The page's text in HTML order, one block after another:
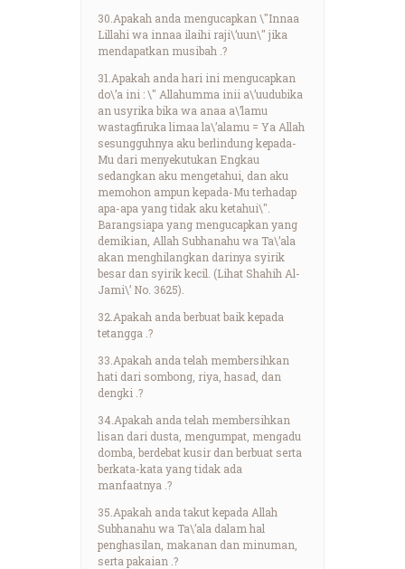
30.Apakah anda mengucapkan \"Innaa
Lillahi wa innaa ilaihi raji\’uun\" jika
mendapatkan musibah .?
31.Apakah anda hari ini mengucapkan
do\’a ini : \" Allahumma inii a\’uudubika
an usyrika bika wa anaa a\’lamu
wastagfiruka limaa la\’alamu = Ya Allah
sesungguhnya aku berlindung kepada-
Mu dari menyekutukan Engkau
sedangkan aku mengetahui, dan aku
memohon ampun kepada-Mu terhadap
apa-apa yang tidak aku ketahui\".
Barangsiapa yang mengucapkan yang
demikian, Allah Subhanahu wa Ta\’ala
akan menghilangkan darinya syirik
besar dan syirik kecil. (Lihat Shahih Al-
Jami\’ No. 3625).
32.Apakah anda berbuat baik kepada
tetangga .?
33.Apakah anda telah membersihkan
hati dari sombong, riya, hasad, dan
dengki .?
34.Apakah anda telah membersihkan
lisan dari dusta, mengumpat, mengadu
domba, berdebat kusir dan berbuat serta
berkata-kata yang tidak ada
manfaatnya .?
35.Apakah anda takut kepada Allah
Subhanahu wa Ta\’ala dalam hal
penghasilan, makanan dan minuman,
serta pakaian .?